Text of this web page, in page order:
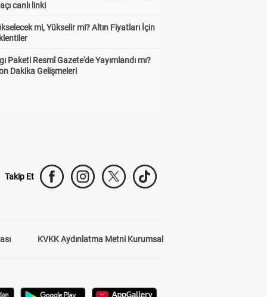
canlı linki
mi, Yükselir mi? Altın Fiyatları İçin
Paketi Resmî Gazete'de Yayımlandı mı?
Dakika Gelişmeleri
Takip Et
KVKK Aydınlatma Metni Kurumsal